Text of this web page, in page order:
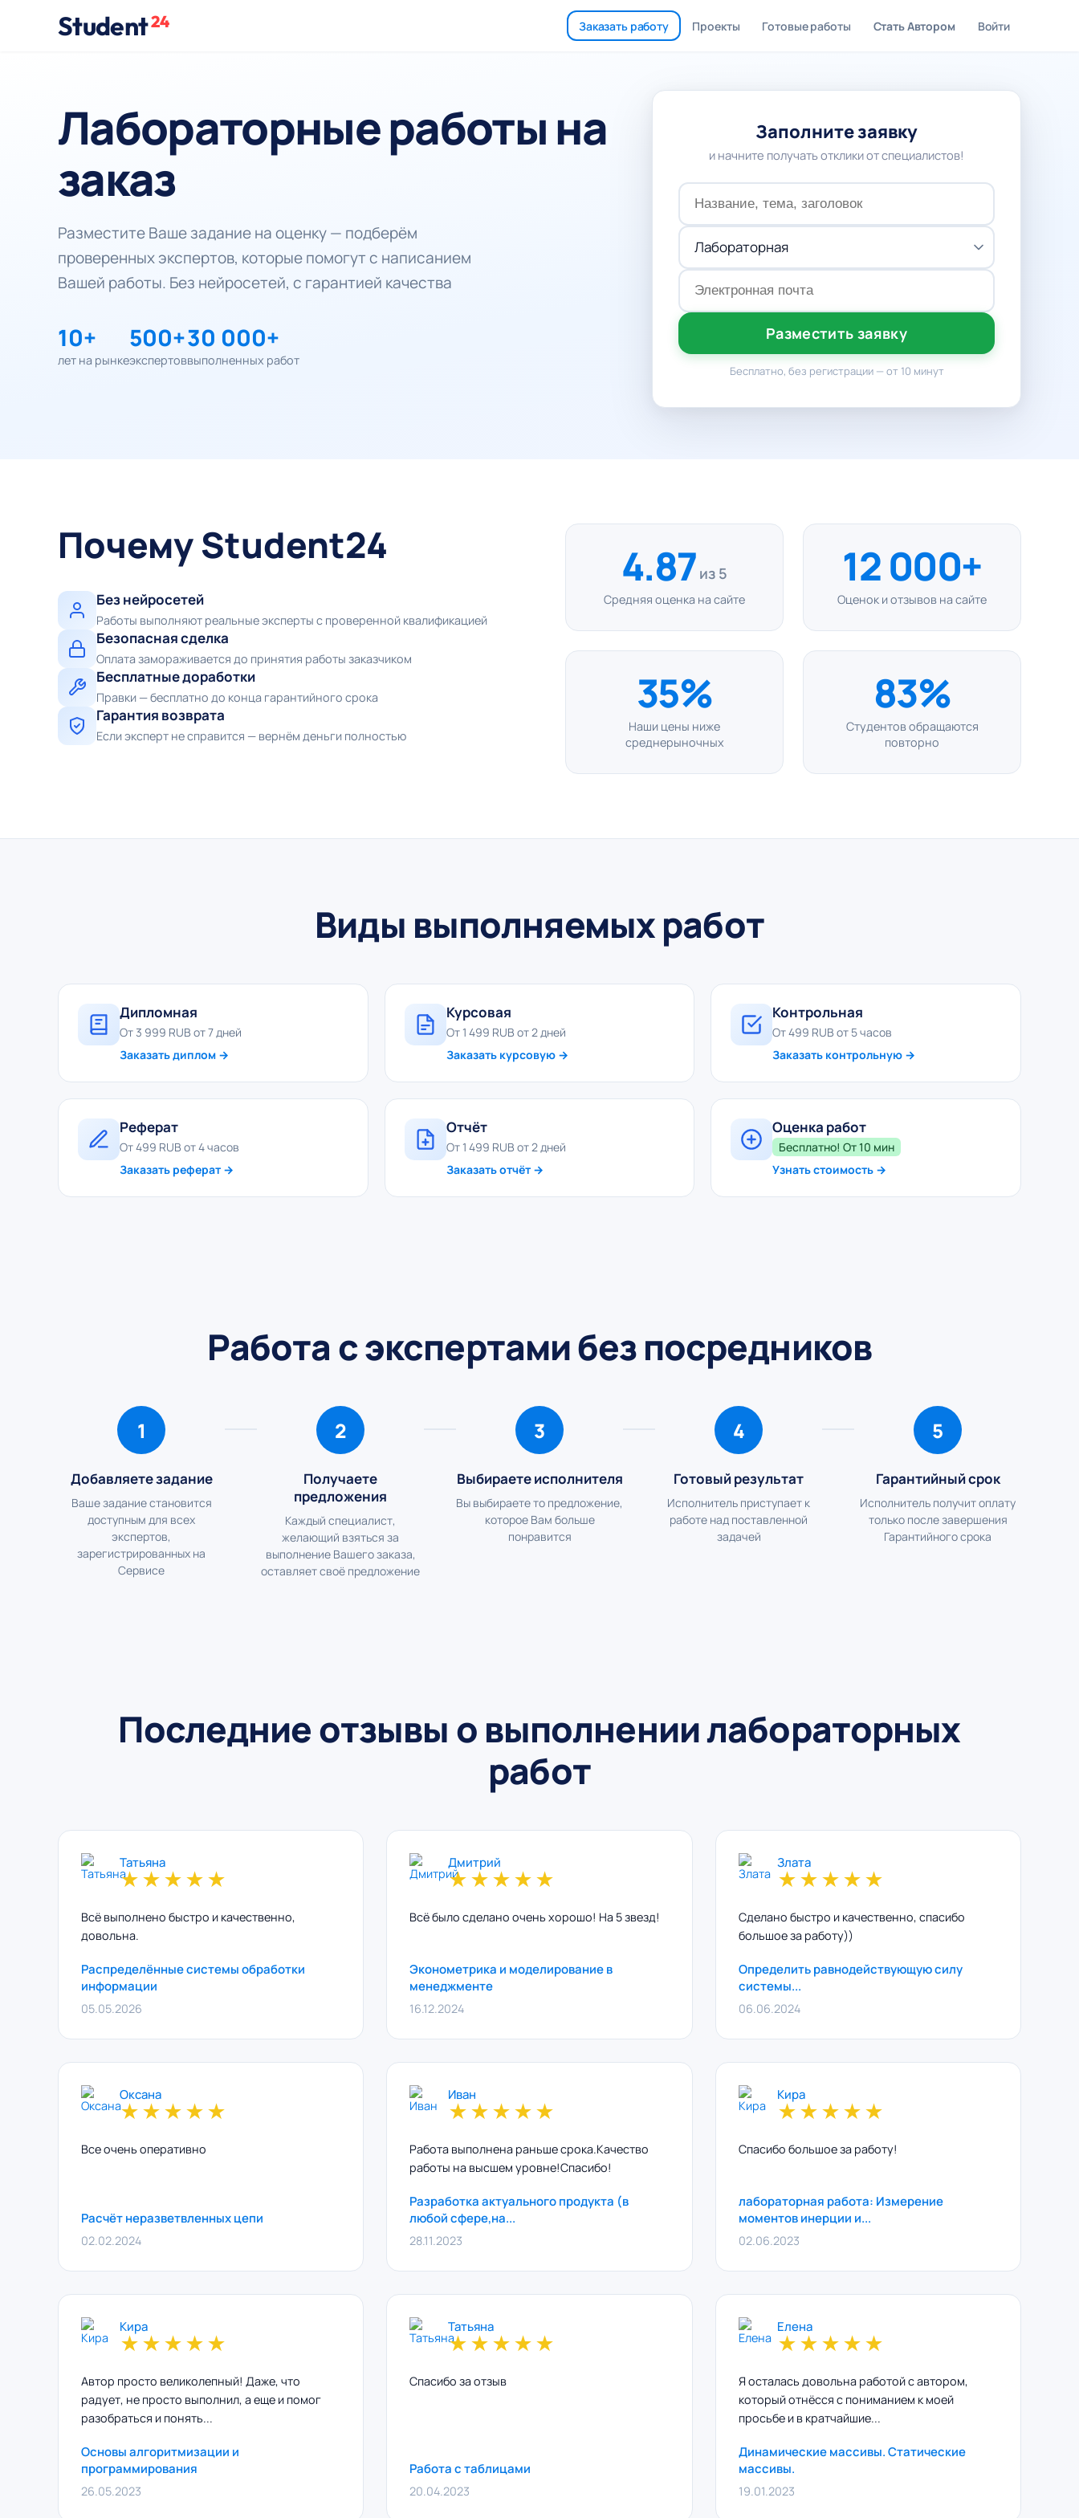
Student24 Заказать работу Проекты Готовые работы Стать Автором Войти
Лабораторные работы на
заказ
Разместите Ваше задание на оценку — подберём
проверенных экспертов, которые помогут с написанием
Вашей работы. Без нейросетей, с гарантией качества
10+
лет на рынке
500+
экспертов
30 000+
выполненных работ
Заполните заявку
и начните получать отклики от специалистов!
Разместить заявку
Бесплатно, без регистрации — от 10 минут
Почему Student24
Без нейросетей
Работы выполняют реальные эксперты с проверенной квалификацией
Безопасная сделка
Оплата замораживается до принятия работы заказчиком
Бесплатные доработки
Правки — бесплатно до конца гарантийного срока
Гарантия возврата
Если эксперт не справится — вернём деньги полностью
4.87 из 5
Средняя оценка на сайте
12 000+
Оценок и отзывов на сайте
35%
Наши цены ниже
среднерыночных
83%
Студентов обращаются
повторно
Виды выполняемых работ
Дипломная
От 3 999 RUB от 7 дней
Заказать диплом →
Курсовая
От 1 499 RUB от 2 дней
Заказать курсовую →
Контрольная
От 499 RUB от 5 часов
Заказать контрольную →
Реферат
От 499 RUB от 4 часов
Заказать реферат →
Отчёт
От 1 499 RUB от 2 дней
Заказать отчёт →
Оценка работ
Бесплатно! От 10 мин
Узнать стоимость →
Работа с экспертами без посредников
1
Добавляете задание
Ваше задание становится
доступным для всех
экспертов,
зарегистрированных на
Сервисе
2
Получаете
предложения
Каждый специалист,
желающий взяться за
выполнение Вашего заказа,
оставляет своё предложение
3
Выбираете исполнителя
Вы выбираете то предложение,
которое Вам больше
понравится
4
Готовый результат
Исполнитель приступает к
работе над поставленной
задачей
5
Гарантийный срок
Исполнитель получит оплату
только после завершения
Гарантийного срока
Последние отзывы о выполнении лабораторных
работ
Татьяна
★★★★★
Всё выполнено быстро и качественно,
довольна.
Распределённые системы обработки
информации
05.05.2026
Дмитрий
★★★★★
Всё было сделано очень хорошо! На 5 звезд!
Эконометрика и моделирование в
менеджменте
16.12.2024
Злата
★★★★★
Сделано быстро и качественно, спасибо
большое за работу))
Определить равнодействующую силу
системы...
06.06.2024
Оксана
★★★★★
Все очень оперативно
Расчёт неразветвленных цепи
02.02.2024
Иван
★★★★★
Работа выполнена раньше срока.Качество
работы на высшем уровне!Спасибо!
Разработка актуального продукта (в
любой сфере,на...
28.11.2023
Кира
★★★★★
Спасибо большое за работу!
лабораторная работа: Измерение
моментов инерции и...
02.06.2023
Кира
★★★★★
Автор просто великолепный! Даже, что
радует, не просто выполнил, а еще и помог
разобраться и понять...
Основы алгоритмизации и
программирования
26.05.2023
Татьяна
★★★★★
Спасибо за отзыв
Работа с таблицами
20.04.2023
Елена
★★★★★
Я осталась довольна работой с автором,
который отнёсся с пониманием к моей
просьбе и в кратчайшие...
Динамические массивы. Статические
массивы.
19.01.2023